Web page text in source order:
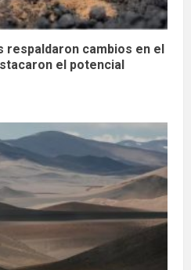
cambios en el
el potencial